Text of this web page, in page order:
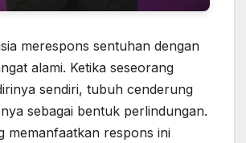
merespons sentuhan dengan
alami. Ketika seseorang
sendiri, tubuh cenderung
sebagai bentuk perlindungan.
memanfaatkan respons ini